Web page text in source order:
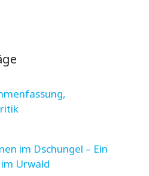
im Dschungel – Ein
Urwald